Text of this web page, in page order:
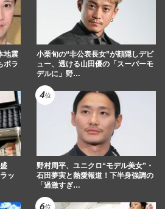
地震
ボラ
小栗旬の“非公表長女”が顔隠しデビ
ュー、透ける山田優の「スーパーモ
デルに」野…
ッ
野村周平、ユニクロ“モデル美女”・
石田夢実と熱愛報道！下半身強調の
「過激すぎ…